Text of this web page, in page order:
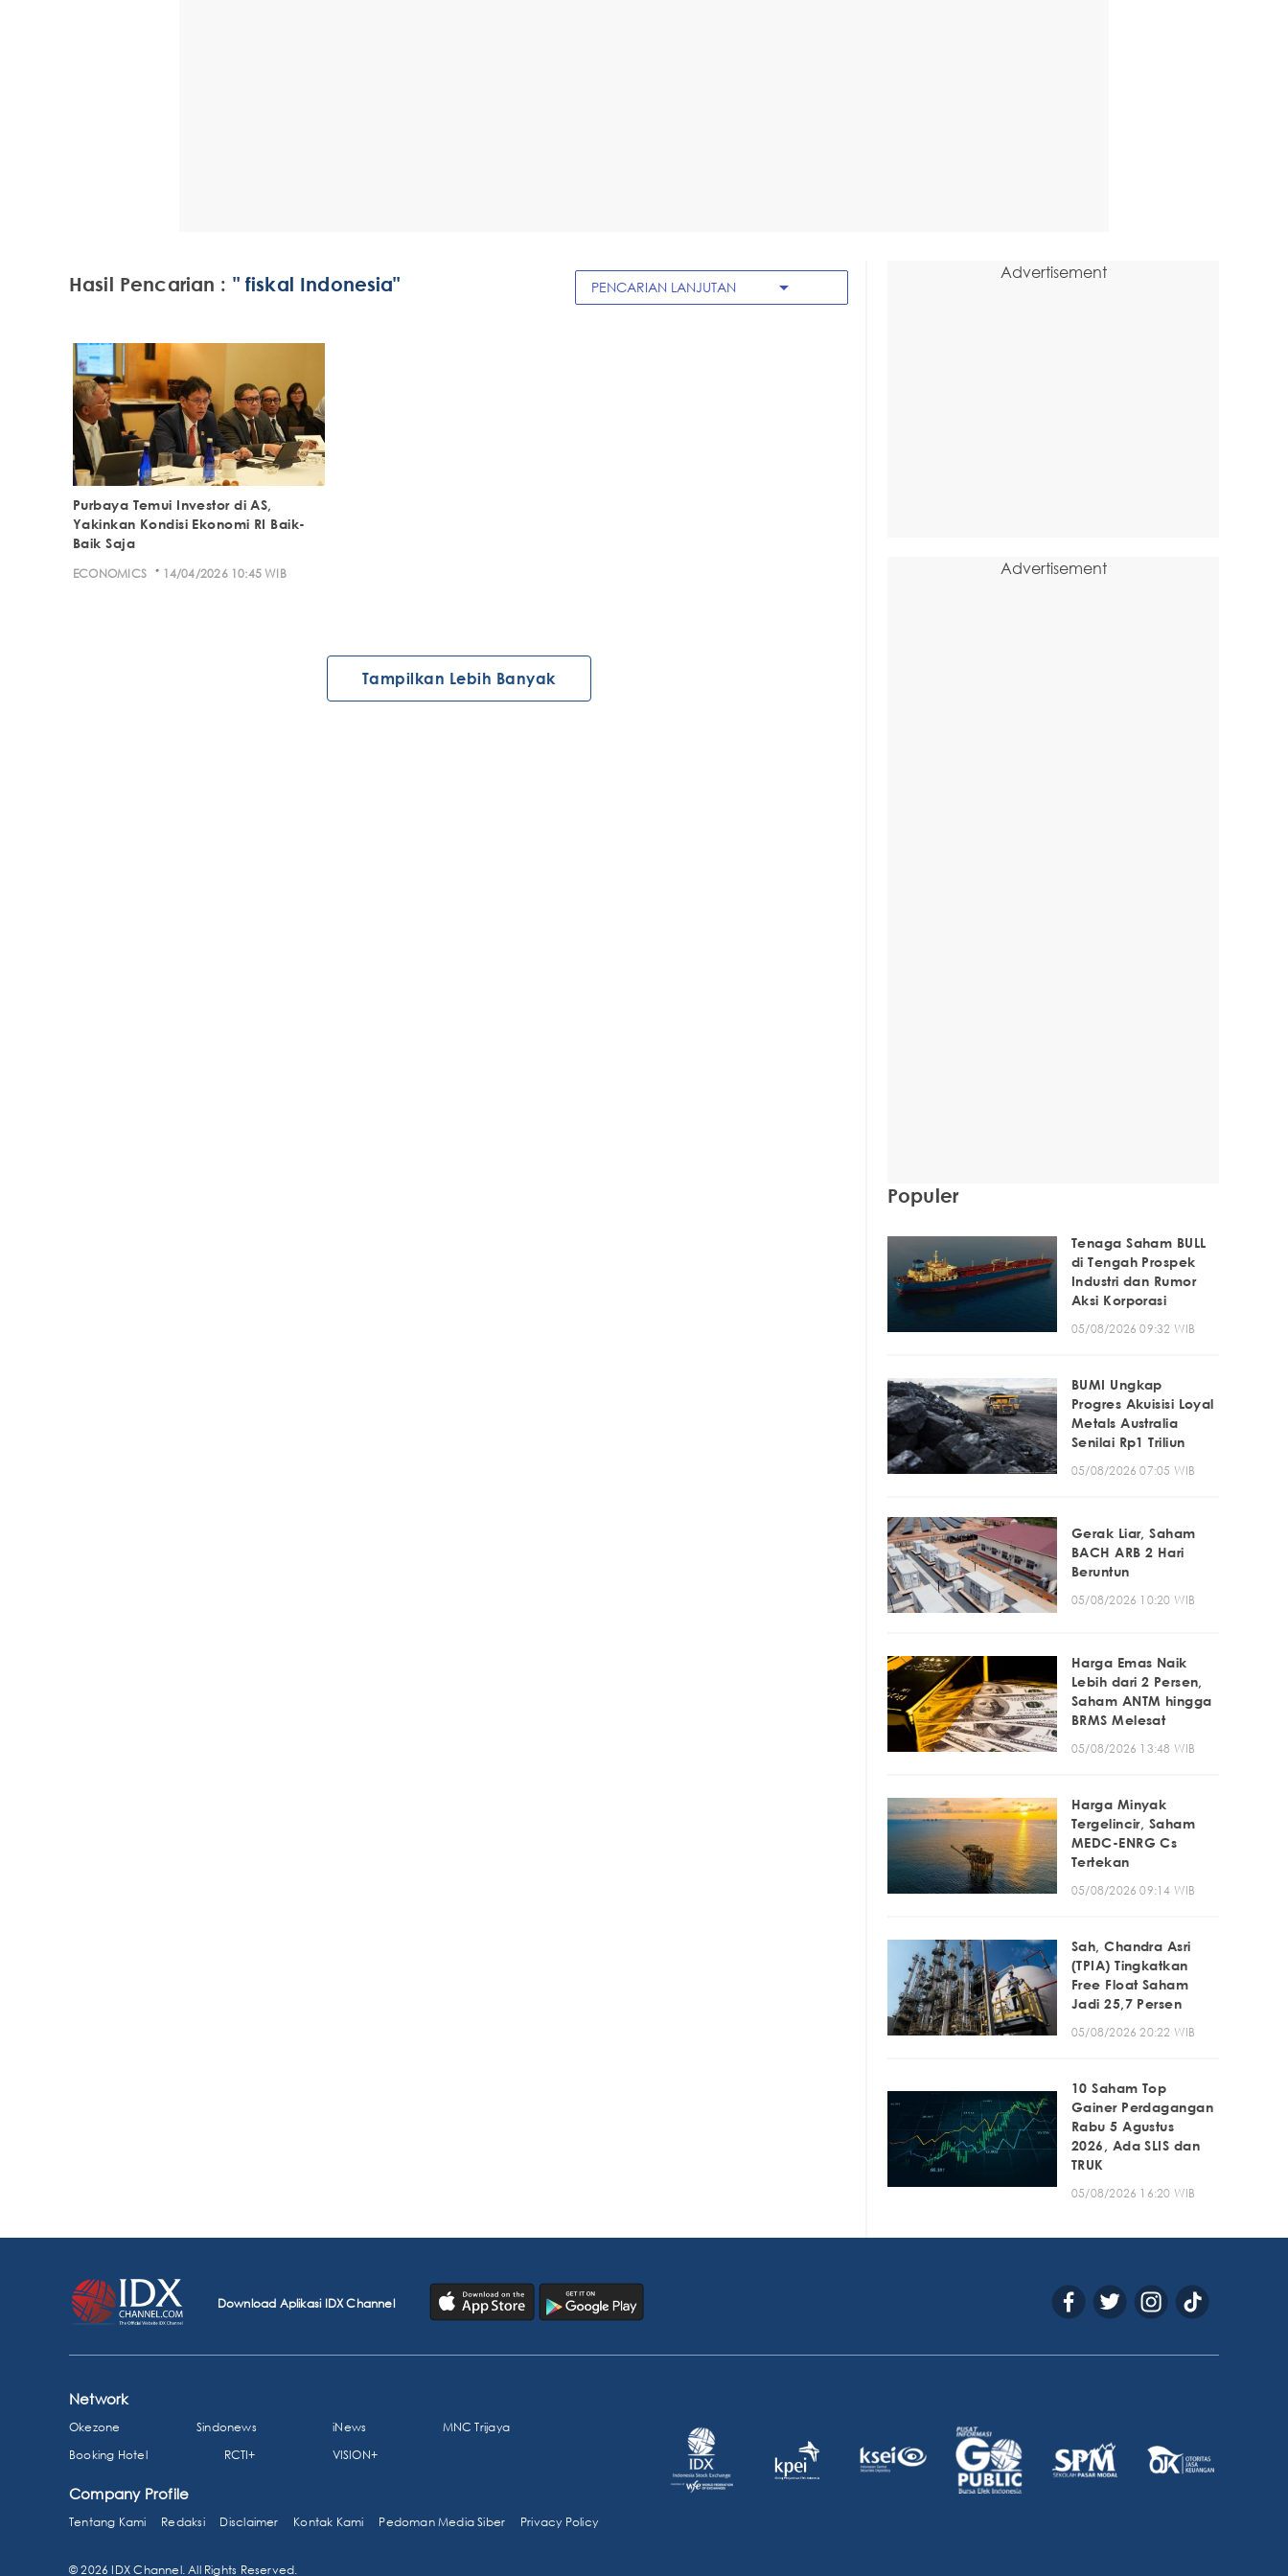
Hasil Pencarian : " fiskal Indonesia" PENCARIAN LANJUTAN arrow_drop_down
Purbaya Temui Investor di AS,
Yakinkan Kondisi Ekonomi RI Baik-
Baik Saja
ECONOMICS · 14/04/2026 10:45 WIB
Tampilkan Lebih Banyak
Advertisement
Advertisement
Populer
Tenaga Saham BULL
di Tengah Prospek
Industri dan Rumor
Aksi Korporasi
05/08/2026 09:32 WIB
BUMI Ungkap
Progres Akuisisi Loyal
Metals Australia
Senilai Rp1 Triliun
05/08/2026 07:05 WIB
Gerak Liar, Saham
BACH ARB 2 Hari
Beruntun
05/08/2026 10:20 WIB
Harga Emas Naik
Lebih dari 2 Persen,
Saham ANTM hingga
BRMS Melesat
05/08/2026 13:48 WIB
Harga Minyak
Tergelincir, Saham
MEDC-ENRG Cs
Tertekan
05/08/2026 09:14 WIB
Sah, Chandra Asri
(TPIA) Tingkatkan
Free Float Saham
Jadi 25,7 Persen
05/08/2026 20:22 WIB
10 Saham Top
Gainer Perdagangan
Rabu 5 Agustus
2026, Ada SLIS dan
TRUK
05/08/2026 16:20 WIB
Download Aplikasi IDX Channel
Network
Okezone Sindonews iNews
MNC Trijaya
Booking Hotel
RCTI+ VISION+
Company Profile
Tentang Kami Redaksi Disclaimer Kontak Kami Pedoman Media Siber Privacy Policy
© 2026 IDX Channel. All Rights Reserved.